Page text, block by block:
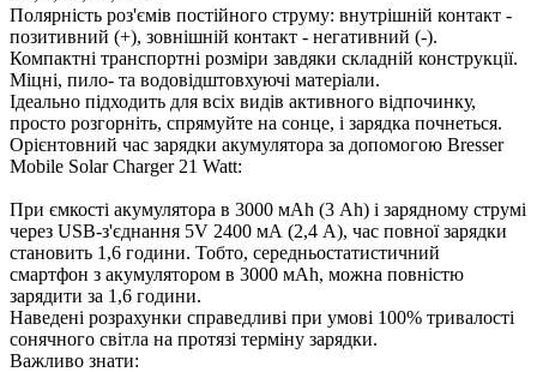
Полярність роз'ємів постійного струму: внутрішній контакт -
позитивний (+), зовнішній контакт - негативний (-).
Компактні транспортні розміри завдяки складній конструкції.
Міцні, пило- та водовідштовхуючі матеріали.
Ідеально підходить для всіх видів активного відпочинку,
просто розгорніть, спрямуйте на сонце, і зарядка почнеться.
Орієнтовний час зарядки акумулятора за допомогою Bresser
Mobile Solar Charger 21 Watt:
При ємкості акумулятора в 3000 мАh (3 Аh) і зарядному струмі
через USB-з'єднання 5V 2400 мА (2,4 А), час повної зарядки
становить 1,6 години. Тобто, середньостатистичний
смартфон з акумулятором в 3000 мАh, можна повністю
зарядити за 1,6 години.
Наведені розрахунки справедливі при умові 100% тривалості
сонячного світла на протязі терміну зарядки.
Важливо знати: